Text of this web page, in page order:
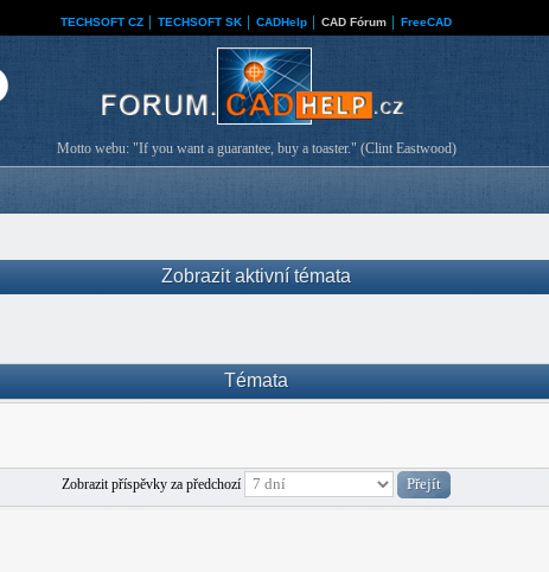
TECHSOFT CZ TECHSOFT SK CADHelp CAD Fórum FreeCAD
Motto webu: "If you want a guarantee, buy a toaster." (Clint Eastwood)
Zobrazit aktivní témata
Témata
Zobrazit příspěvky za předchozí